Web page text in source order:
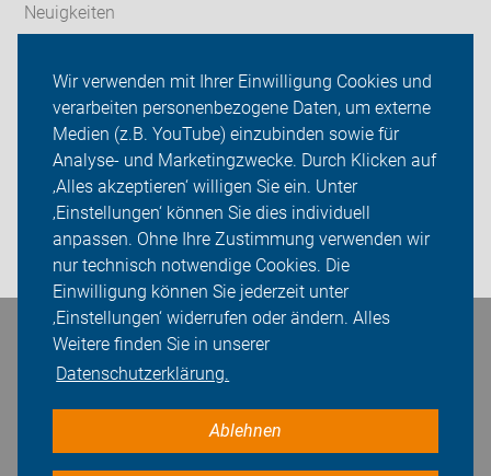
Wir verwenden mit Ihrer Einwilligung Cookies und
verarbeiten personenbezogene Daten, um externe
Medien (z.B. YouTube) einzubinden sowie für
Analyse- und Marketingzwecke. Durch Klicken auf
‚Alles akzeptieren‘ willigen Sie ein. Unter
‚Einstellungen‘ können Sie dies individuell
anpassen. Ohne Ihre Zustimmung verwenden wir
nur technisch notwendige Cookies. Die
Einwilligung können Sie jederzeit unter
‚Einstellungen‘ widerrufen oder ändern. Alles
Weitere finden Sie in unserer
Datenschutzerklärung.
Ablehnen
Neuigkeiten
Radfahren
Sei dabei
Presse
Login
Bleiben Sie in Kontakt